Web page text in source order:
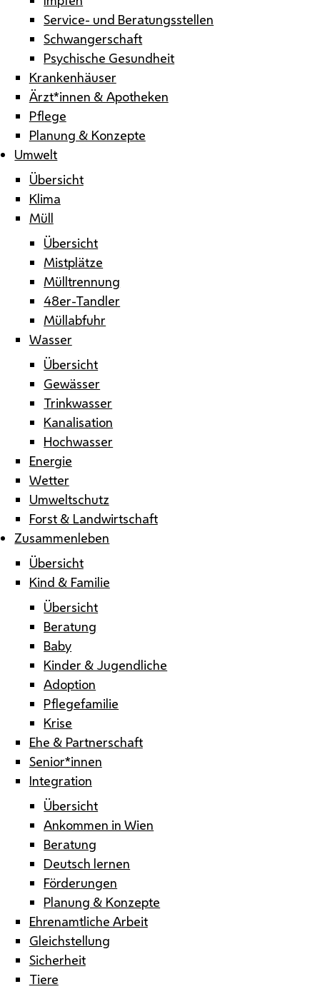
Service- und Beratungsstellen
Schwangerschaft
Psychische Gesundheit
Krankenhäuser
Ärzt*innen & Apotheken
Pflege
Planung & Konzepte
Umwelt
Übersicht
Klima
Müll
Übersicht
Mistplätze
Mülltrennung
48er-Tandler
Müllabfuhr
Wasser
Übersicht
Gewässer
Trinkwasser
Kanalisation
Hochwasser
Energie
Wetter
Umweltschutz
Forst & Landwirtschaft
Zusammenleben
Übersicht
Kind & Familie
Übersicht
Beratung
Baby
Kinder & Jugendliche
Adoption
Pflegefamilie
Krise
Ehe & Partnerschaft
Senior*innen
Integration
Übersicht
Ankommen in Wien
Beratung
Deutsch lernen
Förderungen
Planung & Konzepte
Ehrenamtliche Arbeit
Gleichstellung
Sicherheit
Tiere